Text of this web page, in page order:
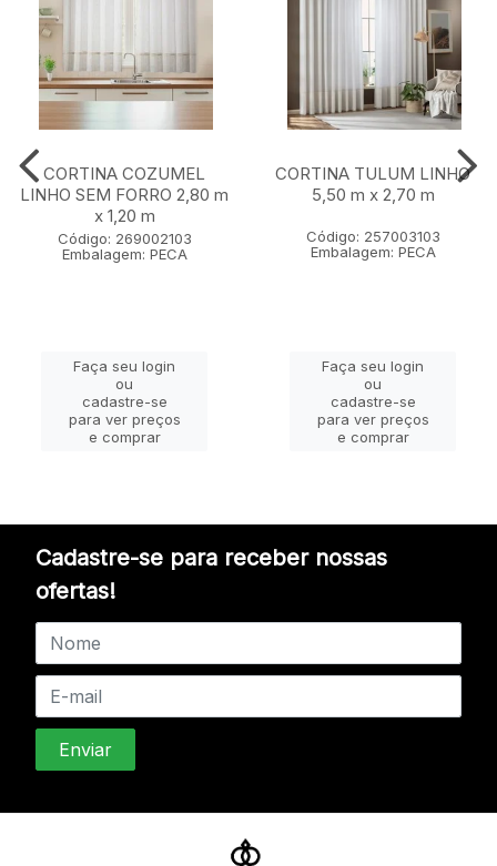
CORTINA COZUMEL
LINHO SEM FORRO 2,80 m
x 1,20 m
Código: 269002103
Embalagem: PECA
Faça seu login
ou
cadastre-se
para ver preços
e comprar
CORTINA TULUM LINHO
5,50 m x 2,70 m
Código: 257003103
Embalagem: PECA
Faça seu login
ou
cadastre-se
para ver preços
e comprar
Cadastre-se para receber nossas
ofertas!